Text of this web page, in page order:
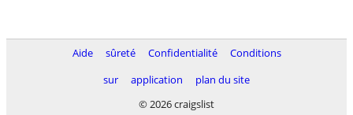
Aide sûreté Confidentialité
Conditions
sur
application
plan du site
© 2026 craigslist